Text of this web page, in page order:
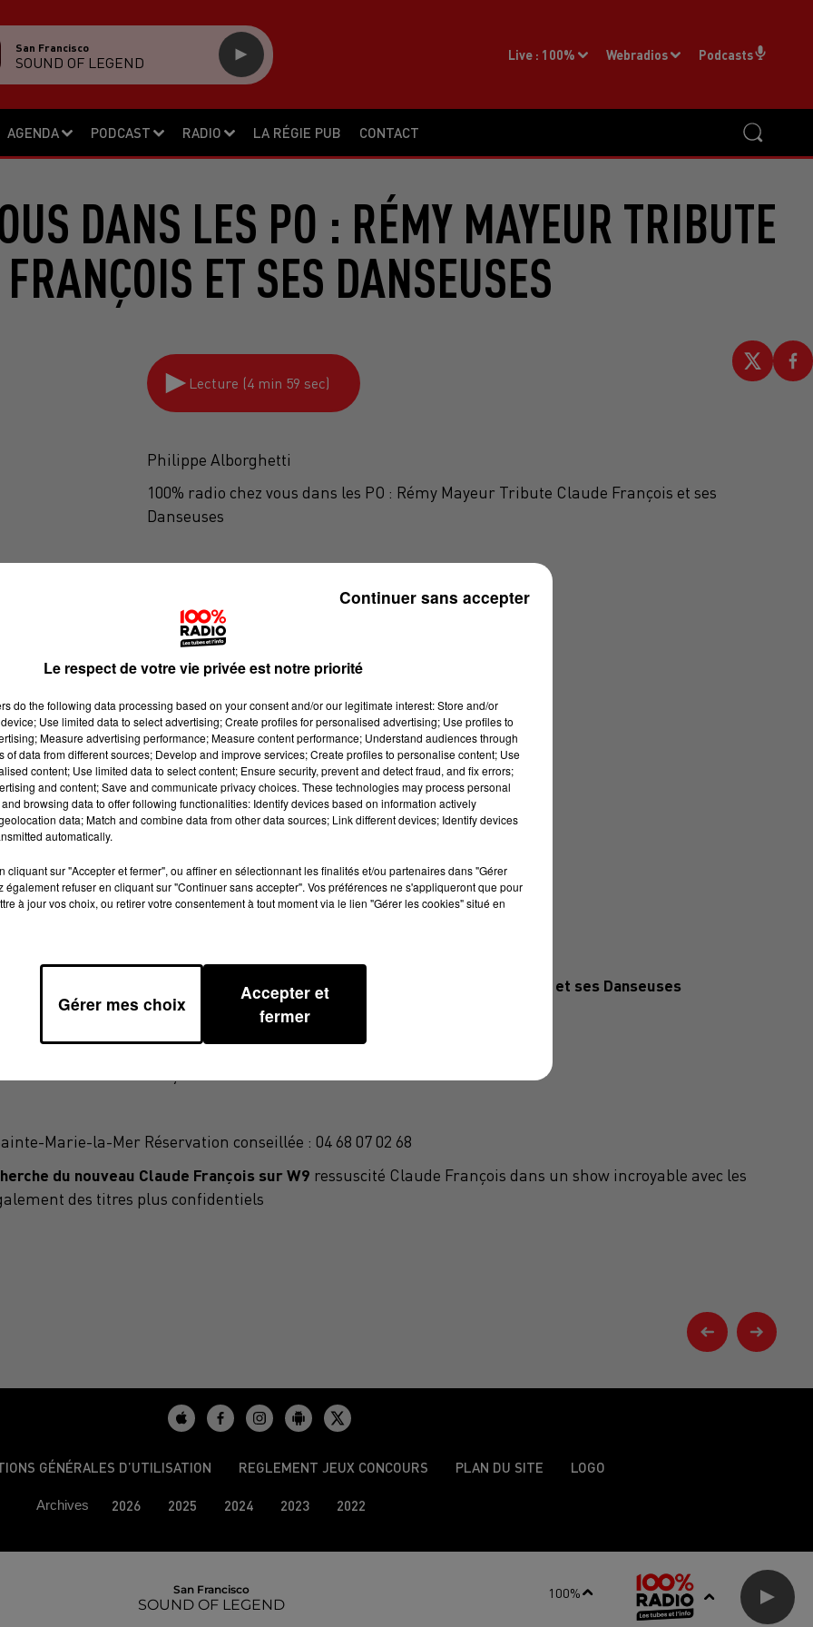
AGENDA PODCAST RADIO LA RÉGIE PUB CONTACT
Live : 100% Webradios Podcasts
San Francisco
SOUND OF LEGEND
DANS LES PO : RÉMY MAYEUR TRIBUTE
ET SES DANSEUSES
Lecture (4 min 59 sec)
Philippe Alborghetti
100% radio chez vous dans les PO : Rémy Mayeur Tribute Claude François et ses
Danseuses
MAYEUR TRIBUTE CLAUDE FRANÇOIS ET SES DANSEUSES
à l’univers de Claude François avecRémy Mayeur Tribute Claude François et ses Danseuses
et chorégraphies, costumes de scène et ambiance festive
de la chanson française
Marie-la-Mer Réservation conseillée : 04 68 07 02 68
du nouveau Claude François sur W9 ressuscité Claude François dans un show incroyable avec les
des titres plus confidentiels
San Francisco
SOUND OF LEGEND
100%
GÉNÉRALES D’UTILISATION REGLEMENT JEUX CONCOURS PLAN DU SITE LOGO
Archives 2026 2025 2024 2023 2022
Le respect de votre vie privée est notre priorité
do the following data processing based on your consent and/or our legitimate interest: Store and/or
Use limited data to select advertising; Create profiles for personalised advertising; Use profiles to
Measure advertising performance; Measure content performance; Understand audiences through
of data from different sources; Develop and improve services; Create profiles to personalise content; Use
content; Use limited data to select content; Ensure security, prevent and detect fraud, and fix errors;
and content; Save and communicate privacy choices. These technologies may process personal
browsing data to offer following functionalities: Identify devices based on information actively
data; Match and combine data from other data sources; Link different devices; Identify devices
automatically.
cliquant sur "Accepter et fermer", ou affiner en sélectionnant les finalités et/ou partenaires dans "Gérer
également refuser en cliquant sur "Continuer sans accepter". Vos préférences ne s'appliqueront que pour
à jour vos choix, ou retirer votre consentement à tout moment via le lien "Gérer les cookies" situé en
Gérer mes choix
Accepter et
fermer
Continuer sans accepter